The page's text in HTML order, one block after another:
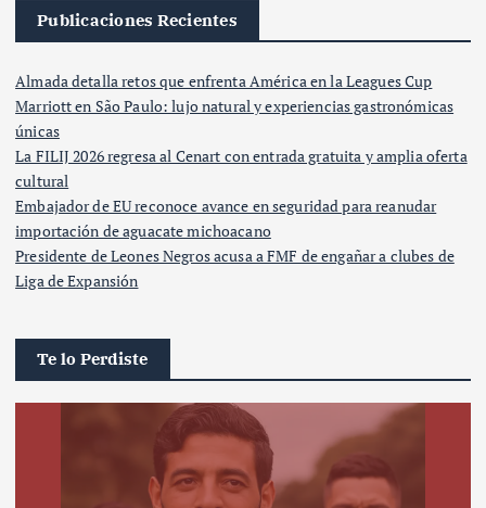
Publicaciones Recientes
Almada detalla retos que enfrenta América en la Leagues Cup
Marriott en São Paulo: lujo natural y experiencias gastronómicas
únicas
La FILIJ 2026 regresa al Cenart con entrada gratuita y amplia oferta
cultural
Embajador de EU reconoce avance en seguridad para reanudar
importación de aguacate michoacano
Presidente de Leones Negros acusa a FMF de engañar a clubes de
Liga de Expansión
Te lo Perdiste